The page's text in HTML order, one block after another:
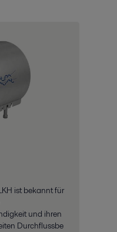
ist bekannt für
und ihren
Durchflussbe